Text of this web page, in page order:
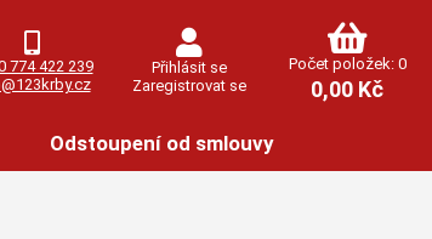
774 422 239
Přihlásit se
Zaregistrovat se
Počet položek: 0
0,00 Kč
Odstoupení od smlouvy